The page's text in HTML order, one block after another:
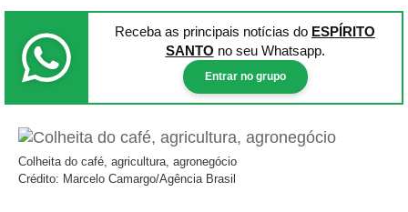
Receba as principais notícias do ESPÍRITO
SANTO no seu Whatsapp.
Entrar no grupo
Colheita do café, agricultura, agronegócio
Crédito: Marcelo Camargo/Agência Brasil